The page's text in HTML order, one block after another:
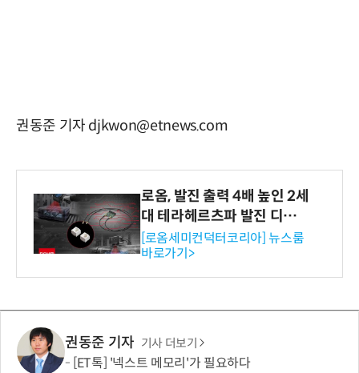
권동준 기자 djkwon@etnews.com
로옴, 발진 출력 4배 높인 2세
대 테라헤르츠파 발진 디바이
스 개발
[로옴세미컨덕터코리아] 뉴스룸
바로가기>
권동준 기자 기사 더보기
[ET톡] '넥스트 메모리'가 필요하다